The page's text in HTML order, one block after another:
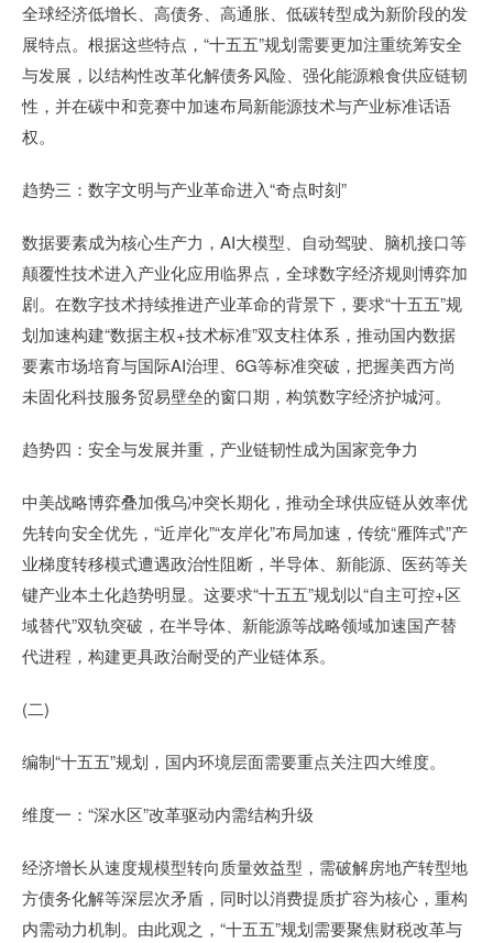
全球经济低增长、高债务、高通胀、低碳转型成为新阶段的发
展特点。根据这些特点，“十五五”规划需要更加注重统筹安全
与发展，以结构性改革化解债务风险、强化能源粮食供应链韧
性，并在碳中和竞赛中加速布局新能源技术与产业标准话语
权。
趋势三：数字文明与产业革命进入“奇点时刻”
数据要素成为核心生产力，AI大模型、自动驾驶、脑机接口等
颠覆性技术进入产业化应用临界点，全球数字经济规则博弈加
剧。在数字技术持续推进产业革命的背景下，要求“十五五”规
划加速构建“数据主权+技术标准”双支柱体系，推动国内数据
要素市场培育与国际AI治理、6G等标准突破，把握美西方尚
未固化科技服务贸易壁垒的窗口期，构筑数字经济护城河。
趋势四：安全与发展并重，产业链韧性成为国家竞争力
中美战略博弈叠加俄乌冲突长期化，推动全球供应链从效率优
先转向安全优先，“近岸化”“友岸化”布局加速，传统“雁阵式”产
业梯度转移模式遭遇政治性阻断，半导体、新能源、医药等关
键产业本土化趋势明显。这要求“十五五”规划以“自主可控+区
域替代”双轨突破，在半导体、新能源等战略领域加速国产替
代进程，构建更具政治耐受的产业链体系。
(二)
编制“十五五”规划，国内环境层面需要重点关注四大维度。
维度一：“深水区”改革驱动内需结构升级
经济增长从速度规模型转向质量效益型，需破解房地产转型地
方债务化解等深层次矛盾，同时以消费提质扩容为核心，重构
内需动力机制。由此观之，“十五五”规划需要聚焦财税改革与